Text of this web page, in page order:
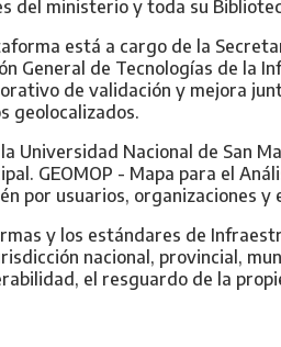
del ministerio y toda su
está a cargo de la
General de Tecnologías de la
de validación y mejora
geolocalizados.
Universidad Nacional de San
GEOMOP - Mapa para el
por usuarios, organizaciones y
y los estándares de
nacional, provincial,
el resguardo de la